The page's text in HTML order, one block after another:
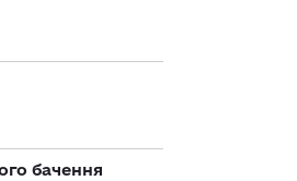
бачення